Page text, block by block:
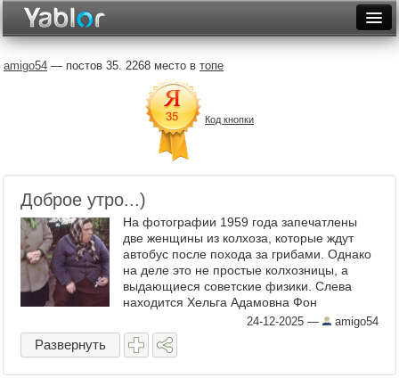
Неделя
Месяц
Рейтинги
Фототоп
Видеотоп
amigo54 — постов 35. 2268 место в топе
Код кнопки
Доброе утро...)
На фотографии 1959 года запечатлены
две женщины из колхоза, которые ждут
автобус после похода за грибами. Однако
на деле это не простые колхозницы, а
выдающиеся советские физики. Слева
находится Хельга Адамовна Фон
Траушенберг - выпускница МГУ,
сотрудница Иоффе и одна из
основоположниц ...
24-12-2025 — amigo54
Развернуть